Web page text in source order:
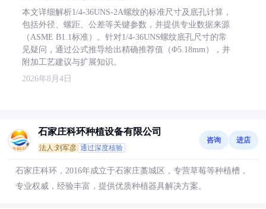
本文详细解析1/4-36UNS-2A螺纹的标准尺寸及底孔计算，
包括外径、螺距、公差等关键参数，并提供专业数据来源
（ASME B1.1标准）。针对1/4-36UNS螺纹底孔尺寸的常
见疑问，通过公式推导给出精确推荐值（Φ5.18mm），并
附加工艺建议与扩展知识。
2026年8月4日
石家庄科环种植设备有限公司
法人:刘军彦 通过深度核验
咨询 进店
石家庄科环，2016年成立于石家庄藁城区，专营草莓等种植槽，
专业权威，经验丰富，提供优质种植器具解决方案。